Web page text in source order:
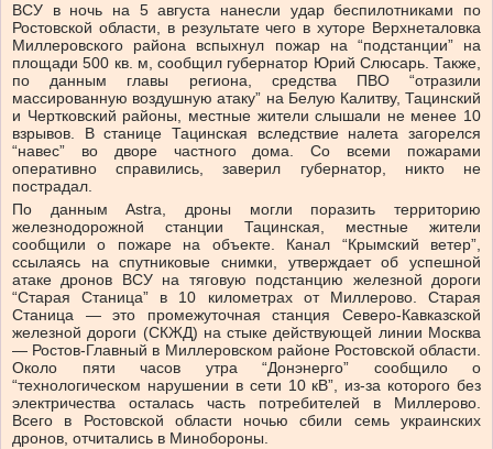
ВСУ в ночь на 5 августа нанесли удар беспилотниками по
Ростовской области, в результате чего в хуторе Верхнеталовка
Миллеровского района вспыхнул пожар на “подстанции” на
площади 500 кв. м, сообщил губернатор Юрий Слюсарь. Также,
по данным главы региона, средства ПВО “отразили
массированную воздушную атаку” на Белую Калитву, Тацинский
и Чертковский районы, местные жители слышали не менее 10
взрывов. В станице Тацинская вследствие налета загорелся
“навес” во дворе частного дома. Со всеми пожарами
оперативно справились, заверил губернатор, никто не
пострадал.
По данным Astra, дроны могли поразить территорию
железнодорожной станции Тацинская, местные жители
сообщили о пожаре на объекте. Канал “Крымский ветер”,
ссылаясь на спутниковые снимки, утверждает об успешной
атаке дронов ВСУ на тяговую подстанцию железной дороги
“Старая Станица” в 10 километрах от Миллерово. Старая
Станица — это промежуточная станция Северо-Кавказской
железной дороги (СКЖД) на стыке действующей линии Москва
— Ростов-Главный в Миллеровском районе Ростовской области.
Около пяти часов утра “Донэнерго” сообщило о
“технологическом нарушении в сети 10 кВ”, из-за которого без
электричества осталась часть потребителей в Миллерово.
Всего в Ростовской области ночью сбили семь украинских
дронов, отчитались в Минобороны.